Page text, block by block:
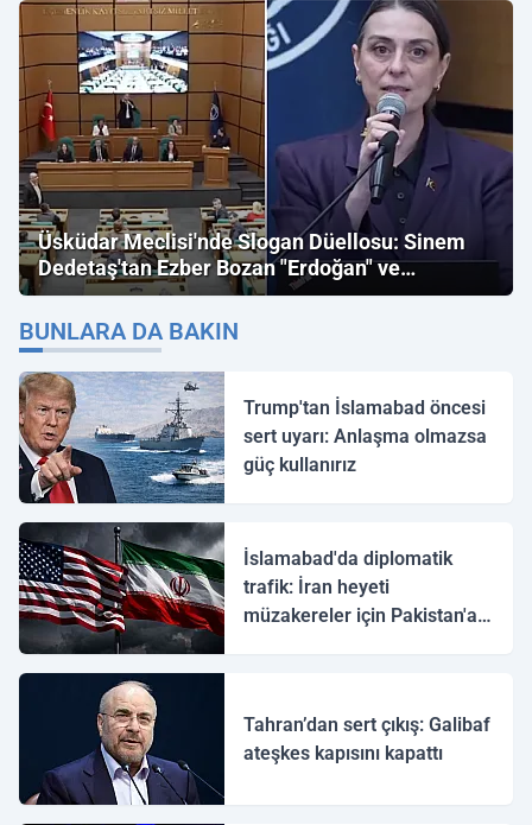
Üsküdar Meclisi'nde Slogan Düellosu: Sinem
Dedetaş'tan Ezber Bozan "Erdoğan" ve
"İmamoğlu" Çıkışı!
BUNLARA DA BAKIN
Trump'tan İslamabad öncesi
sert uyarı: Anlaşma olmazsa
güç kullanırız
İslamabad'da diplomatik
trafik: İran heyeti
müzakereler için Pakistan'a
Tahran’dan sert çıkış: Galibaf
ateşkes kapısını kapattı